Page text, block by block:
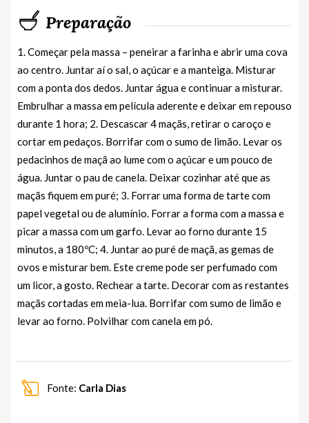
Preparação
1. Começar pela massa – peneirar a farinha e abrir uma cova
ao centro. Juntar aí o sal, o açúcar e a manteiga. Misturar
com a ponta dos dedos. Juntar água e continuar a misturar.
Embrulhar a massa em película aderente e deixar em repouso
durante 1 hora; 2. Descascar 4 maçãs, retirar o caroço e
cortar em pedaços. Borrifar com o sumo de limão. Levar os
pedacinhos de maçã ao lume com o açúcar e um pouco de
água. Juntar o pau de canela. Deixar cozinhar até que as
maçãs fiquem em puré; 3. Forrar uma forma de tarte com
papel vegetal ou de alumínio. Forrar a forma com a massa e
picar a massa com um garfo. Levar ao forno durante 15
minutos, a 180ºC; 4. Juntar ao puré de maçã, as gemas de
ovos e misturar bem. Este creme pode ser perfumado com
um licor, a gosto. Rechear a tarte. Decorar com as restantes
maçãs cortadas em meia-lua. Borrifar com sumo de limão e
levar ao forno. Polvilhar com canela em pó.
Fonte: Carla Dias